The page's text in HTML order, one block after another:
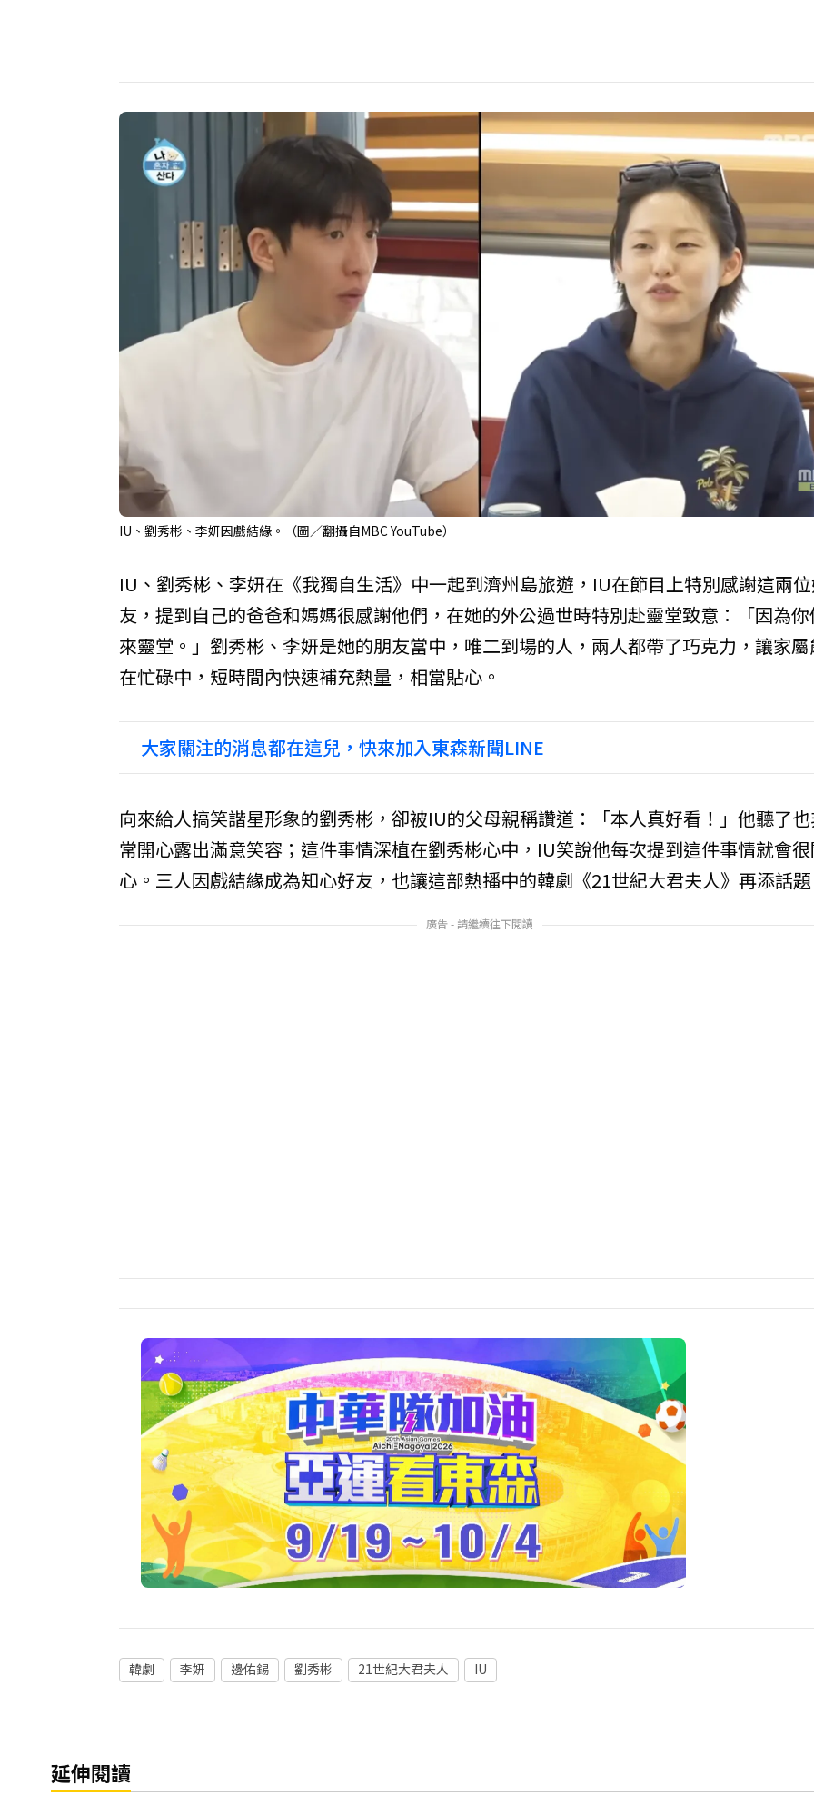
IU、劉秀彬、李妍因戲結緣。（圖／翻攝自MBC YouTube）
IU、劉秀彬、李妍在《我獨自生活》中一起到濟州島旅遊，IU在節目上特別感謝這兩
友，提到自己的爸爸和媽媽很感謝他們，在她的外公過世時特別赴靈堂致意：「因為
來靈堂。」劉秀彬、李妍是她的朋友當中，唯二到場的人，兩人都帶了巧克力，讓家
在忙碌中，短時間內快速補充熱量，相當貼心。
大家關注的消息都在這兒，快來加入東森新聞LINE
向來給人搞笑諧星形象的劉秀彬，卻被IU的父母親稱讚道：「本人真好看！」他聽了
常開心露出滿意笑容；這件事情深植在劉秀彬心中，IU笑說他每次提到這件事情就會
心。三人因戲結緣成為知心好友，也讓這部熱播中的韓劇《21世紀大君夫人》再添話
廣告 - 請繼續往下閱讀
韓劇 李妍 邊佑錫 劉秀彬 21世紀大君夫人 IU
延伸閱讀